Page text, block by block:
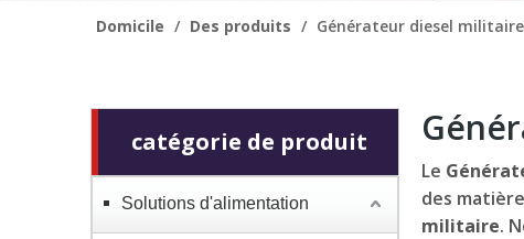
Domicile / Des produits / Générateur diesel militaire
catégorie de produit
Solutions d'alimentation
Le
des
militaire.